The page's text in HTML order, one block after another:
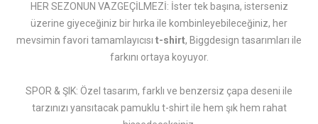
HER SEZONUN VAZGEÇİLMEZİ: İster tek başına, isterseniz
üzerine giyeceğiniz bir hırka ile kombinleyebileceğiniz, her
mevsimin favori tamamlayıcısı t-shirt, Biggdesign tasarımları ile
farkını ortaya koyuyor.
SPOR & ŞIK: Özel tasarım, farklı ve benzersiz çapa deseni ile
tarzınızı yansıtacak pamuklu t-shirt ile hem şık hem rahat